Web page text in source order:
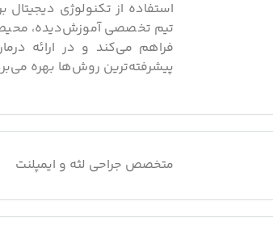
استفاده از تکنولوژی دیجیتال
تیم تخصصی آموزش‌دیده، محیطی
فراهم می‌کند و در ارائه
پیشرفته‌ترین روش‌ها بهره
متخصص جراحی لثه و ایمپلنت